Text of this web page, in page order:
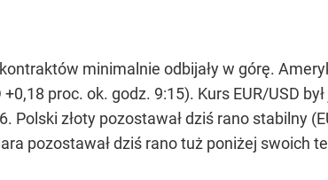
minimalnie odbijały w górę.
+0,18 proc. ok. godz. 9:15). Kurs EUR/USD
Polski złoty pozostawał dziś rano stabilny
pozostawał dziś rano tuż poniżej swoich